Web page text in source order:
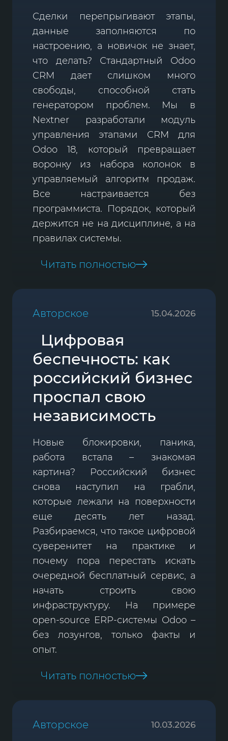
Сделки перепрыгивают этапы,
данные заполняются по
настроению, а новичок не знает,
что делать? Стандартный Odoo
CRM дает слишком много
свободы, способной стать
генератором проблем. Мы в
Nextner разработали модуль
управления этапами CRM для
Odoo 18, который превращает
воронку из набора колонок в
управляемый алгоритм продаж.
Все настраивается без
программиста. Порядок, который
держится не на дисциплине, а на
правилах системы.
Читать полностью
Авторское 15.04.2026
Цифровая
беспечность: как
российский бизнес
проспал свою
независимость
Новые блокировки, паника,
работа встала – знакомая
картина? Российский бизнес
снова наступил на грабли,
которые лежали на поверхности
еще десять лет назад.
Разбираемся, что такое цифровой
суверенитет на практике и
почему пора перестать искать
очередной бесплатный сервис, а
начать строить свою
инфраструктуру. На примере
open-source ERP-системы Odoo –
без лозунгов, только факты и
опыт.
Читать полностью
Авторское 10.03.2026